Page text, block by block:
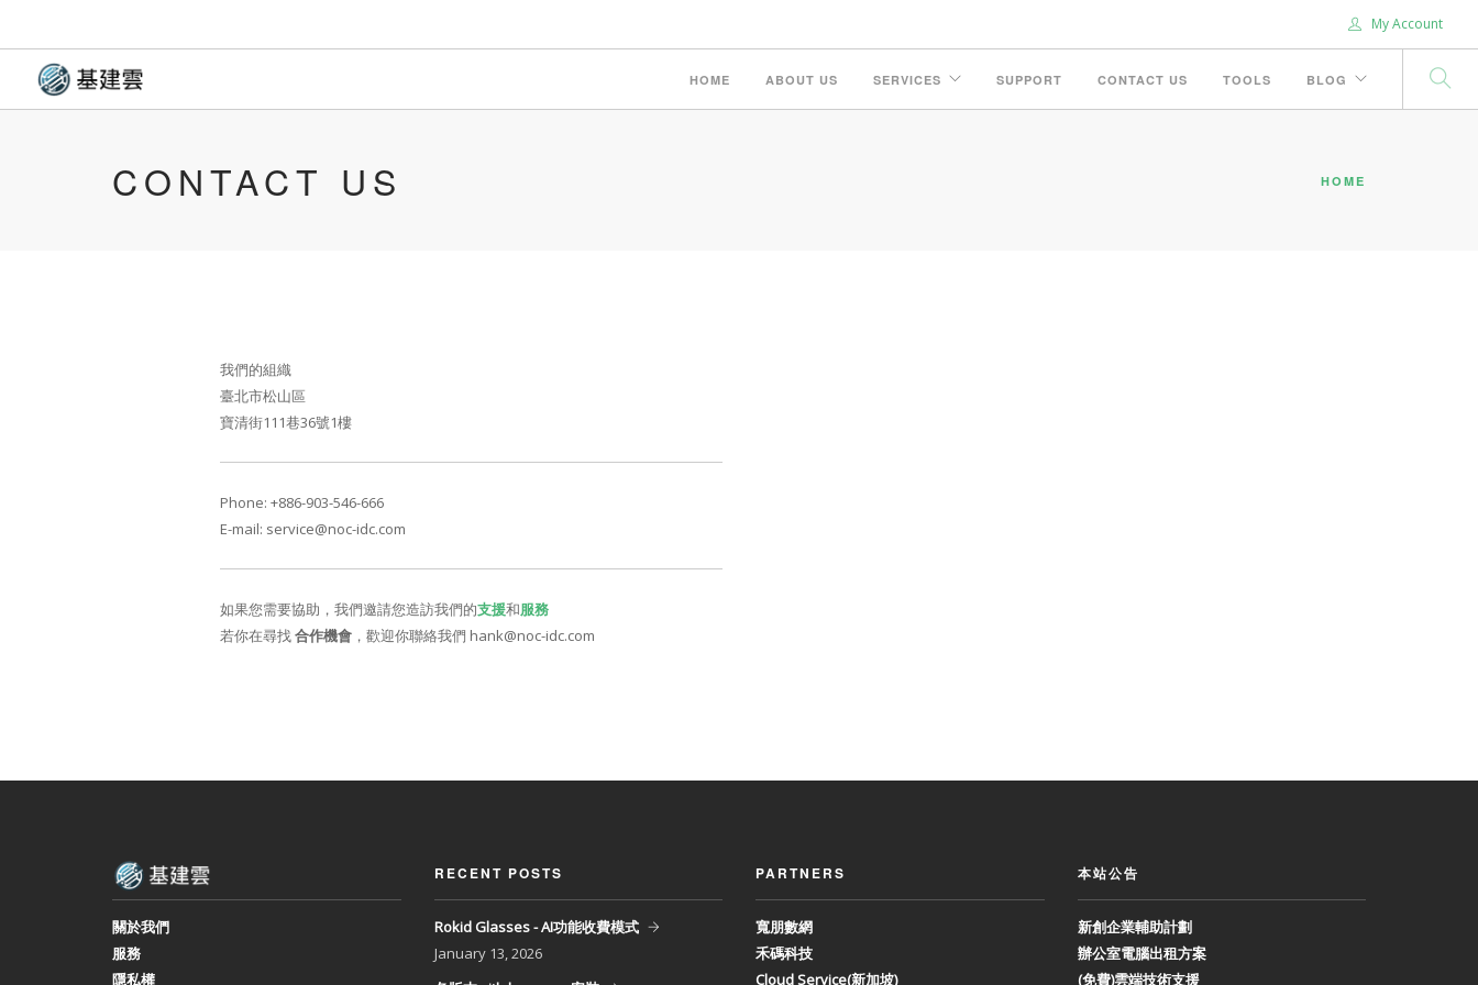
My Account
HOME ABOUT US SERVICES SUPPORT CONTACT US TOOLS BLOG
CONTACT US HOME
我們的組織
臺北市松山區
寶清街111巷36號1樓
Phone: +886-903-546-666
E-mail: service@noc-idc.com
如果您需要協助，我們邀請您造訪我們的支援和服務
若你在尋找合作機會，歡迎你聯絡我們 hank@noc-idc.com
關於我們
服務
隱私權
RECENT POSTS
Rokid Glasses - AI功能收費模式
January 13, 2026
PARTNERS
寬朋數網
禾碼科技
Cloud Service(新加坡)
本站公告
新創企業輔助計劃
辦公室電腦出租方案
(免費)雲端技術支援